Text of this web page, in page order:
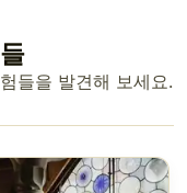
들을 발견해 보세요.